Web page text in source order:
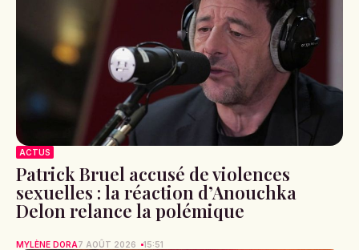
ACTUS
Patrick Bruel accusé de violences
sexuelles : la réaction d’Anouchka
Delon relance la polémique
MYLÈNE DORA7 AOÛT 2026 15:51